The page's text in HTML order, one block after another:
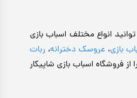
انواع مختلف اسباب بازی
بازی، عروسک دخترانه، ربات
را از فروشگاه اسباب بازی شاپیکار